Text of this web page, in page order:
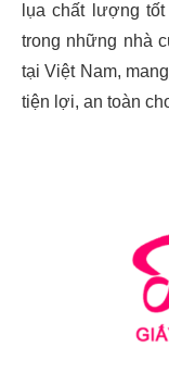
lụa chất lượng
trong những nhà
tại Việt Nam,
tiện lợi, an toàn